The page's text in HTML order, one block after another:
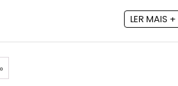
LER MAIS +